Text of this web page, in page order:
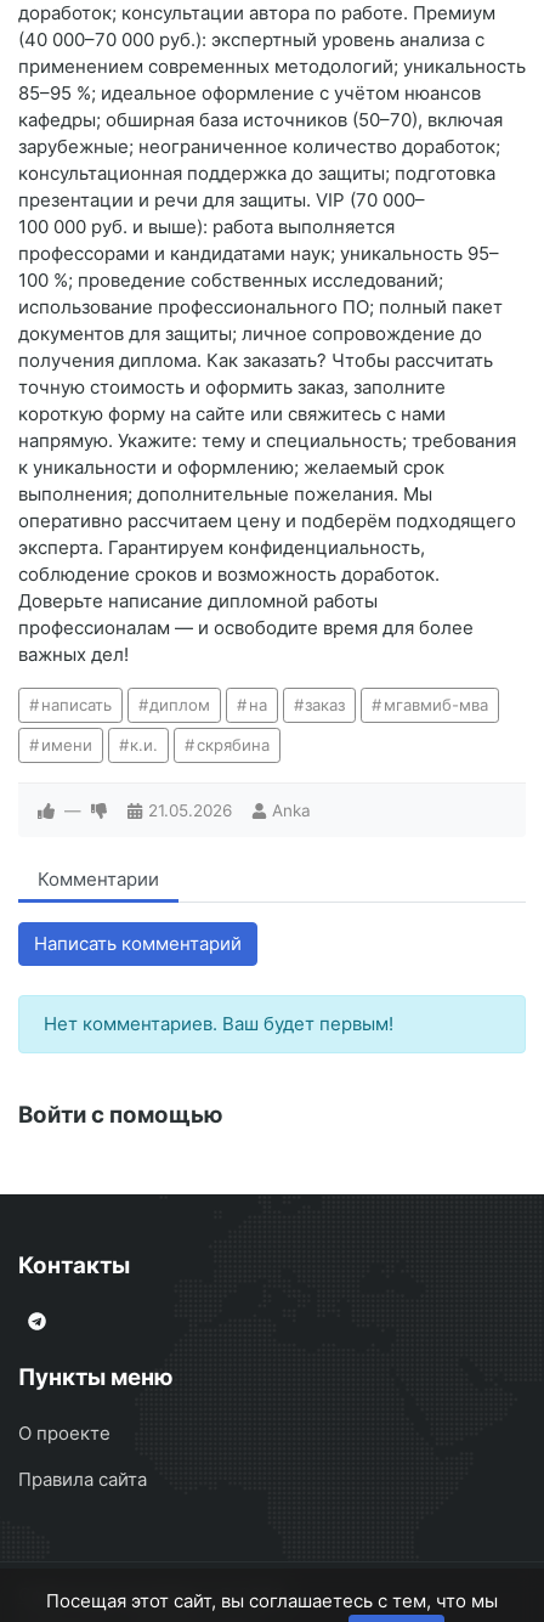
доработок; консультации автора по работе. Премиум
(40 000–70 000 руб.): экспертный уровень анализа с
применением современных методологий; уникальность
85–95 %; идеальное оформление с учётом нюансов
кафедры; обширная база источников (50–70), включая
зарубежные; неограниченное количество доработок;
консультационная поддержка до защиты; подготовка
презентации и речи для защиты. VIP (70 000–
100 000 руб. и выше): работа выполняется
профессорами и кандидатами наук; уникальность 95–
100 %; проведение собственных исследований;
использование профессионального ПО; полный пакет
документов для защиты; личное сопровождение до
получения диплома. Как заказать? Чтобы рассчитать
точную стоимость и оформить заказ, заполните
короткую форму на сайте или свяжитесь с нами
напрямую. Укажите: тему и специальность; требования
к уникальности и оформлению; желаемый срок
выполнения; дополнительные пожелания. Мы
оперативно рассчитаем цену и подберём подходящего
эксперта. Гарантируем конфиденциальность,
соблюдение сроков и возможность доработок.
Доверьте написание дипломной работы
профессионалам — и освободите время для более
важных дел!
написать диплом на заказ мгавмиб-мва
имени к.и. скрябина
— 21.05.2026 Anka
Комментарии
Написать комментарий
Нет комментариев. Ваш будет первым!
Войти с помощью
Контакты
Пункты меню
О проекте
Правила сайта
Сварочные аппараты © 2026
Посещая этот сайт, вы соглашаетесь с тем, что мы